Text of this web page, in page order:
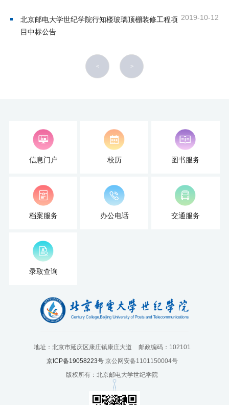
2019-10-12
北京邮电大学世纪学院行知楼玻璃顶棚装修工程项
目中标公告
< >
信息门户 校历 图书服务
档案服务 办公电话 交通服务
录取查询
地址：北京市延庆区康庄镇康庄大道
邮政编码：102101
京ICP备19058223号 京公网安备1101150004号
版权所有：北京邮电大学世纪学院